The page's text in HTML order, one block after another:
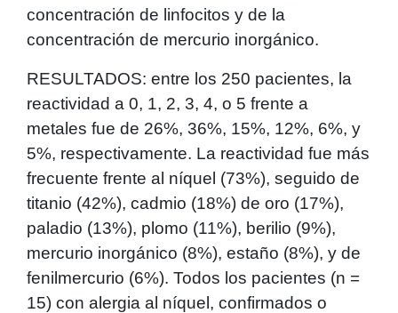
concentración de linfocitos y de la
concentración de mercurio inorgánico.
RESULTADOS: entre los 250 pacientes, la
reactividad a 0, 1, 2, 3, 4, o 5 frente a
metales fue de 26%, 36%, 15%, 12%, 6%, y
5%, respectivamente. La reactividad fue más
frecuente frente al níquel (73%), seguido de
titanio (42%), cadmio (18%) de oro (17%),
paladio (13%), plomo (11%), berilio (9%),
mercurio inorgánico (8%), estaño (8%), y de
fenilmercurio (6%). Todos los pacientes (n =
15) con alergia al níquel, confirmados o